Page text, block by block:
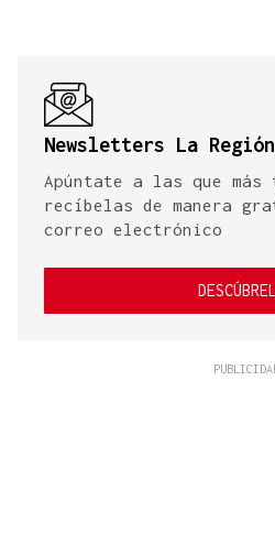
Newsletters La Región
Apúntate a las que
recíbelas de manera
correo electrónico